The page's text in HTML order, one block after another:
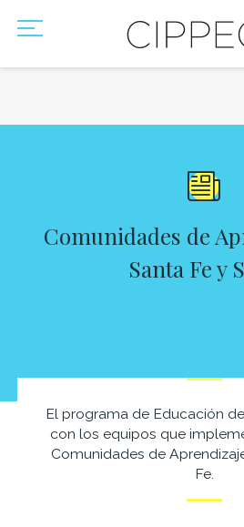
Comunidades de
Santa Fe y
El programa de Educación
con los equipos que
Comunidades de
Fe.